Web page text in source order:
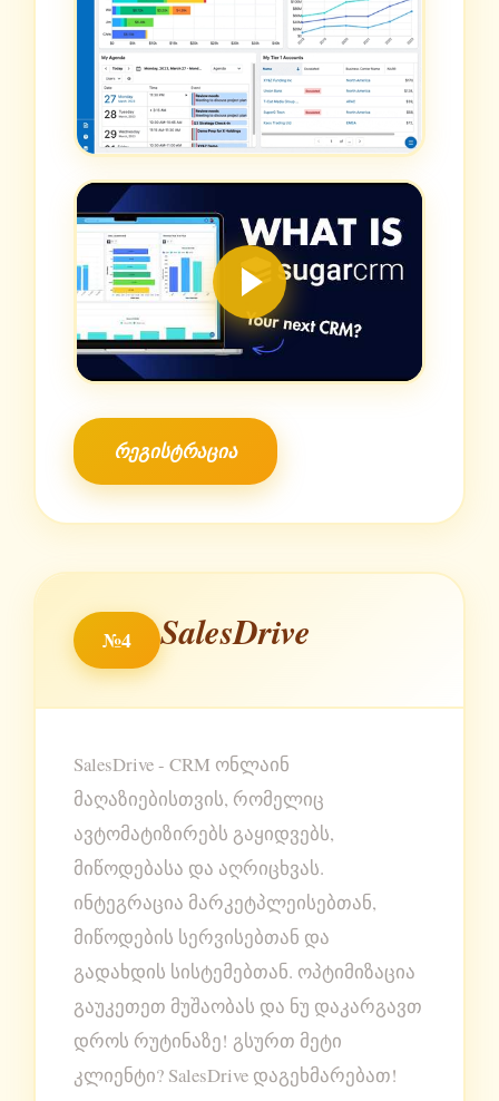
რეგისტრაცია
№4 SalesDrive
SalesDrive - CRM ონლაინ
მაღაზიებისთვის, რომელიც
ავტომატიზირებს გაყიდვებს,
მიწოდებასა და აღრიცხვას.
ინტეგრაცია მარკეტპლეისებთან,
მიწოდების სერვისებთან და
გადახდის სისტემებთან. ოპტიმიზაცია
გაუკეთეთ მუშაობას და ნუ დაკარგავთ
დროს რუტინაზე! გსურთ მეტი
კლიენტი? SalesDrive დაგეხმარებათ!